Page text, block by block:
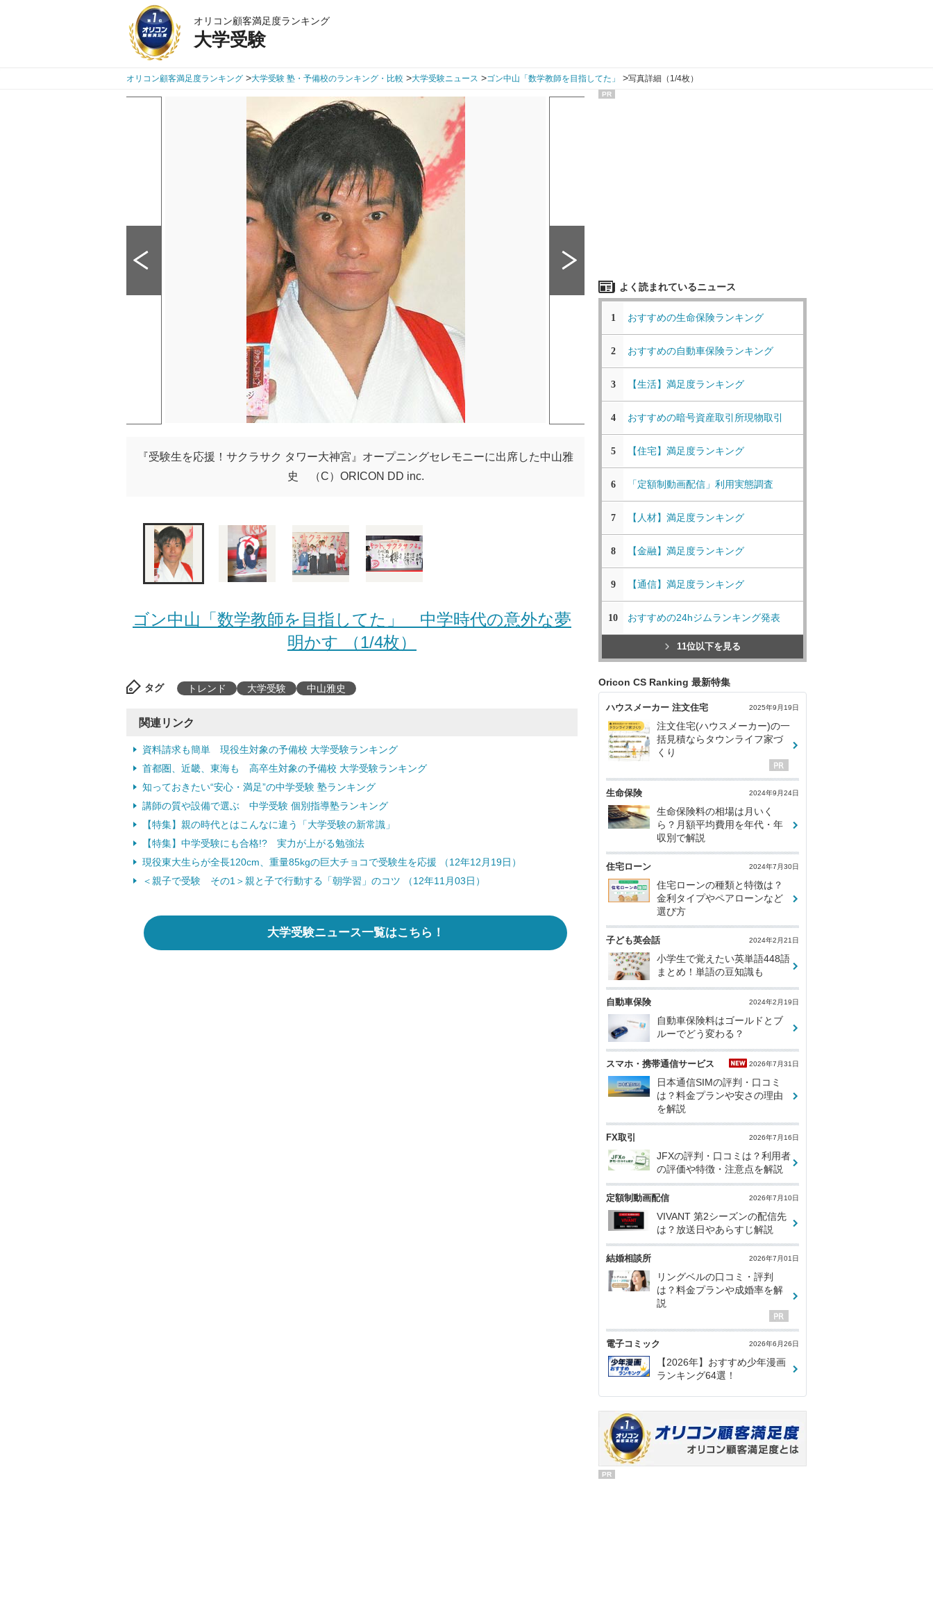
オリコン顧客満足度ランキング
大学受験
オリコン顧客満足度ランキング >大学受験 塾・予備校のランキング・比較 >大学受験ニュース >ゴン中山「数学教師を目指してた」 >写真詳細（1/4枚）
『受験生を応援！サクラサク タワー大神宮』オープニングセレモニーに出席した中山雅
史 （C）ORICON DD inc.
ゴン中山「数学教師を目指してた」 中学時代の意外な夢
明かす （1/4枚）
タグ トレンド 大学受験 中山雅史
関連リンク
資料請求も簡単 現役生対象の予備校 大学受験ランキング
首都圏、近畿、東海も 高卒生対象の予備校 大学受験ランキング
知っておきたい“安心・満足”の中学受験 塾ランキング
講師の質や設備で選ぶ 中学受験 個別指導塾ランキング
【特集】親の時代とはこんなに違う「大学受験の新常識」
【特集】中学受験にも合格!? 実力が上がる勉強法
現役東大生らが全長120cm、重量85kgの巨大チョコで受験生を応援 （12年12月19日）
＜親子で受験 その1＞親と子で行動する「朝学習」のコツ （12年11月03日）
大学受験ニュース一覧はこちら！
PR
よく読まれているニュース
1 おすすめの生命保険ランキング
2 おすすめの自動車保険ランキング
3 【生活】満足度ランキング
4 おすすめの暗号資産取引所現物取引
5 【住宅】満足度ランキング
6 「定額制動画配信」利用実態調査
7 【人材】満足度ランキング
8 【金融】満足度ランキング
9 【通信】満足度ランキング
10 おすすめの24hジムランキング発表
11位以下を見る
Oricon CS Ranking 最新特集
ハウスメーカー 注文住宅 2025年9月19日
注文住宅(ハウスメーカー)の一
括見積ならタウンライフ家づ
くり
生命保険 2024年9月24日
生命保険料の相場は月いく
ら？月額平均費用を年代・年
収別で解説
住宅ローン 2024年7月30日
住宅ローンの種類と特徴は？
金利タイプやペアローンなど
選び方
子ども英会話 2024年2月21日
小学生で覚えたい英単語448語
まとめ！単語の豆知識も
自動車保険 2024年2月19日
自動車保険料はゴールドとブ
ルーでどう変わる？
スマホ・携帯通信サービス 2026年7月31日
日本通信SIMの評判・口コミ
は？料金プランや安さの理由
を解説
FX取引 2026年7月16日
JFXの評判・口コミは？利用者
の評価や特徴・注意点を解説
定額制動画配信 2026年7月10日
VIVANT 第2シーズンの配信先
は？放送日やあらすじ解説
結婚相談所 2026年7月01日
リングベルの口コミ・評判
は？料金プランや成婚率を解
説
電子コミック 2026年6月26日
【2026年】おすすめ少年漫画
ランキング64選！
PR